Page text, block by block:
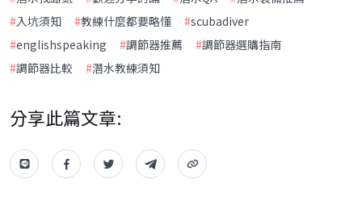
#入坑須知 #教練什麼都要略懂 #scubadiver
#englishspeaking #調節器推薦 #調節器選購指南
#調節器比較 #潛水教練須知
分享此篇文章: